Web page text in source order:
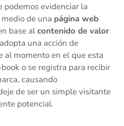
podemos evidenciar la
de una página web
base alcontenido de valor
una acción de
al momento en el que esta
o se registra para recibir
causando
de ser un simple visitante
potencial.